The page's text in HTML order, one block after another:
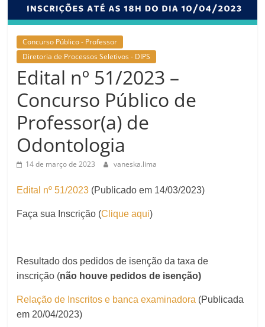
Concurso Público - Professor
Diretoria de Processos Seletivos - DIPS
Edital nº 51/2023 –
Concurso Público de
Professor(a) de
Odontologia
14 de março de 2023 vaneska.lima
Edital nº 51/2023 (Publicado em 14/03/2023)
Faça sua Inscrição (Clique aqui)
Resultado dos pedidos de isenção da taxa de
inscrição (não houve pedidos de isenção)
Relação de Inscritos e banca examinadora (Publicada
em 20/04/2023)